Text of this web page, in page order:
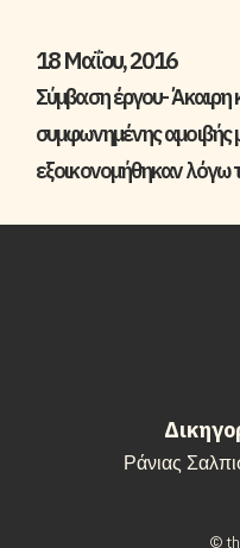
18 Μαΐου, 2016
Σύμβαση έργου-
συμφωνημένης
εξοικονομήθηκαν λόγω
Ράνιας
©